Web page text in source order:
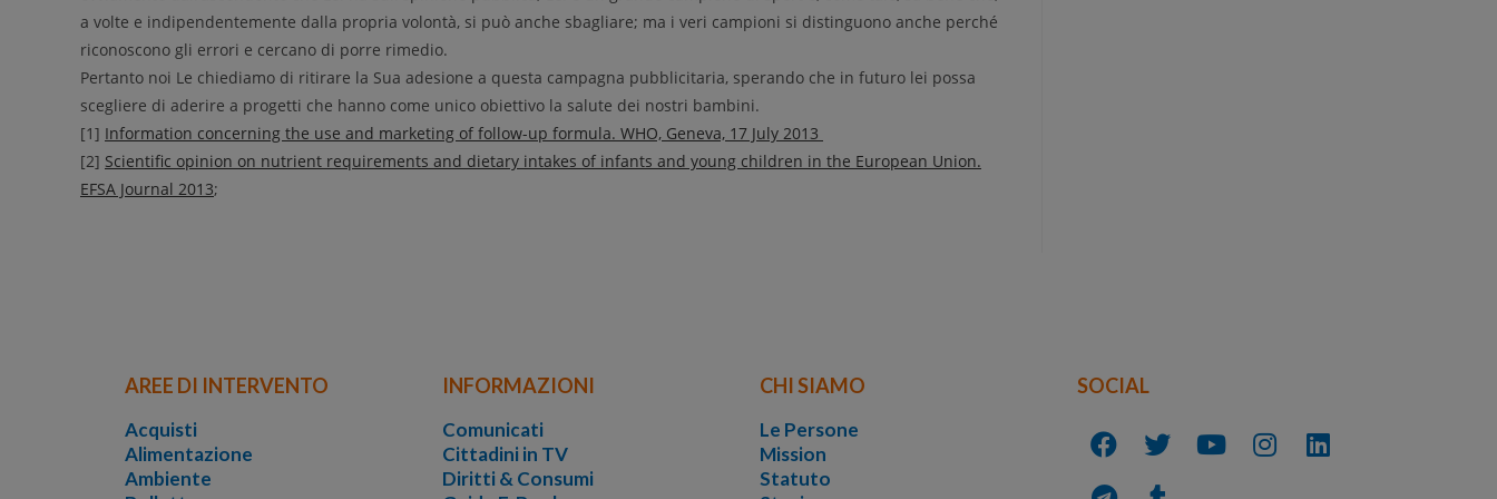
a volte e indipendentemente dalla propria volontà, si può anche sbagliare; ma i veri campioni si distinguono anche perché
riconoscono gli errori e cercano di porre rimedio.
Pertanto noi Le chiediamo di ritirare la Sua adesione a questa campagna pubblicitaria, sperando che in futuro lei possa
scegliere di aderire a progetti che hanno come unico obiettivo la salute dei nostri bambini.
[1] Information concerning the use and marketing of follow-up formula. WHO, Geneva, 17 July 2013
[2] Scientific opinion on nutrient requirements and dietary intakes of infants and young children in the European Union.
EFSA Journal 2013;
AREE DI INTERVENTO
Acquisti
Alimentazione
Ambiente
INFORMAZIONI
Comunicati
Cittadini in TV
Diritti & Consumi
CHI SIAMO
Le Persone
Mission
Statuto
SOCIAL